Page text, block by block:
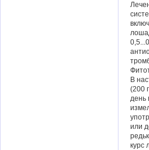
В
(200
день
или
курс